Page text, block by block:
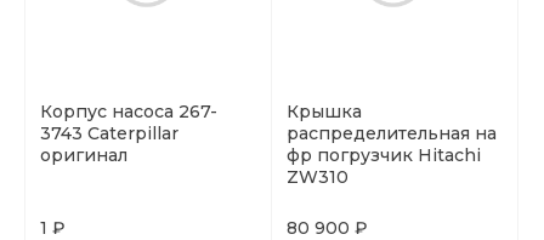
Корпус насоса 267-
3743 Caterpillar
оригинал
1 ₽
Крышка
распределительная на
фр погрузчик Hitachi
ZW310
80 900 ₽